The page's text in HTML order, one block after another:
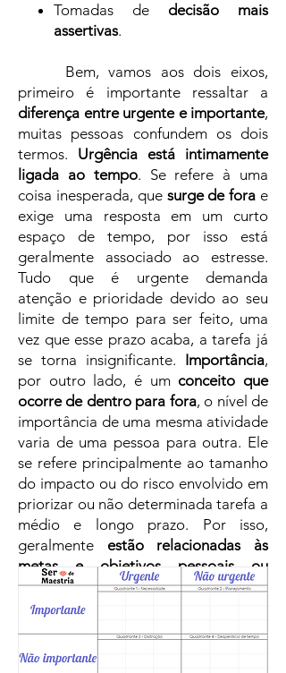
Tomadas de decisão mais
assertivas.
Bem, vamos aos dois eixos,
primeiro é importante ressaltar a
diferença entre urgente e importante,
muitas pessoas confundem os dois
termos. Urgência está intimamente
ligada ao tempo. Se refere à uma
coisa inesperada, que surge de fora e
exige uma resposta em um curto
espaço de tempo, por isso está
geralmente associado ao estresse.
Tudo que é urgente demanda
atenção e prioridade devido ao seu
limite de tempo para ser feito, uma
vez que esse prazo acaba, a tarefa já
se torna insignificante. Importância,
por outro lado, é um conceito que
ocorre de dentro para fora, o nível de
importância de uma mesma atividade
varia de uma pessoa para outra. Ele
se refere principalmente ao tamanho
do impacto ou do risco envolvido em
priorizar ou não determinada tarefa a
médio e longo prazo. Por isso,
geralmente estão relacionadas às
metas e objetivos pessoais ou
empresariais, dessa forma também
necessitam de prioridade.
é urgente e o que é urgente